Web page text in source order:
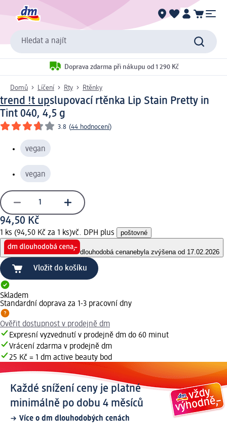
Hledat a najít
Doprava zdarma při nákupu od 1 290 Kč
Domů Líčení Rty Rtěnky
trend !t upslupovací rtěnka Lip Stain Pretty in
Tint 040, 4,5 g
3.8 (44 hodnocení)
vegan
vegan
94,50 Kč
1 ks (94,50 Kč za 1 ks)vč. DPH plus poštovné
dlouhodobá cenanebyla zvýšena od 17.02.2026
Vložit do košíku
Skladem
Standardní doprava za 1-3 pracovní dny
Ověřit dostupnost v prodejně dm
Expresní vyzvednutí v prodejně dm do 60 minut
Vrácení zdarma v prodejně dm
25 Kč = 1 dm active beauty bod
Každé snížení ceny je platné
minimálně po dobu 4 měsíců
Více o dm dlouhodobých cenách